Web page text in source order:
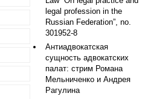
legal profession in the
Russian Federation”, no.
301952-8
Антиадвокатская
сущность адвокатских
палат: стрим Романа
Мельниченко и Андрея
Рагулина